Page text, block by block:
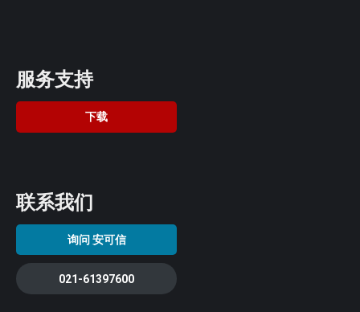
服务支持
下载
联系我们
询问 安可信
021-61397600